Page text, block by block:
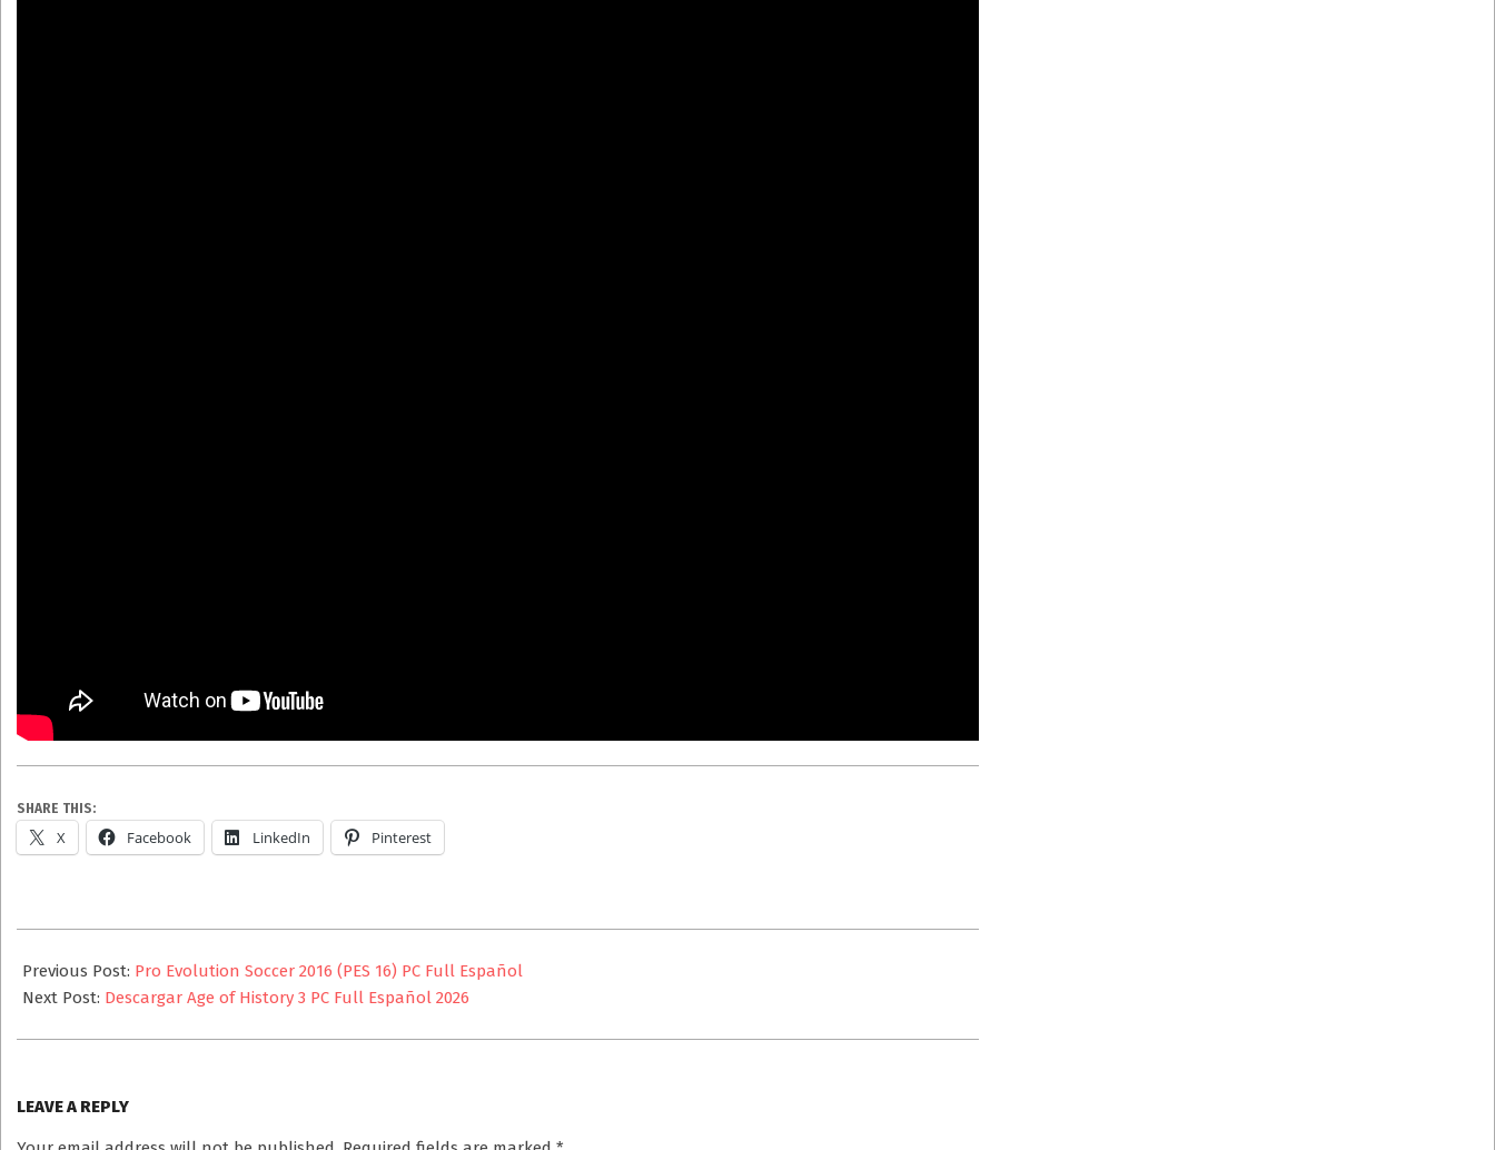
SHARE THIS:
X Facebook LinkedIn Pinterest
08-
27
Previous Post: Pro Evolution Soccer 2016 (PES 16) PC Full Español
Next Post: Descargar Age of History 3 PC Full Español 2026
LEAVE A REPLY